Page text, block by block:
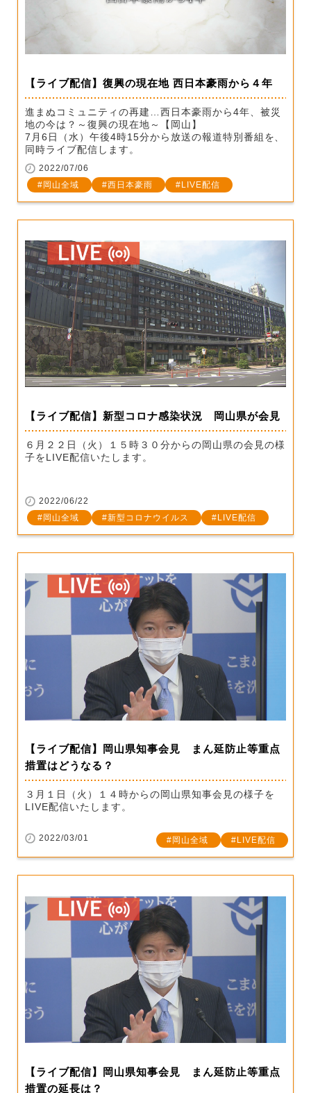
【ライブ配信】復興の現在地 西日本豪雨から４年
進まぬコミュニティの再建…西日本豪雨から4年、被災
地の今は？～復興の現在地～【岡山】
7月6日（水）午後4時15分から放送の報道特別番組を、
同時ライブ配信します。
2022/07/06
岡山全域
西日本豪雨 LIVE配信
【ライブ配信】新型コロナ感染状況 岡山県が会見
６月２２日（火）１５時３０分からの岡山県の会見の様
子をLIVE配信いたします。
2022/06/22
岡山全域
新型コロナウイルス LIVE配信
【ライブ配信】岡山県知事会見 まん延防止等重点
措置はどうなる？
３月１日（火）１４時からの岡山県知事会見の様子を
LIVE配信いたします。
2022/03/01 岡山全域 LIVE配信
【ライブ配信】岡山県知事会見 まん延防止等重点
措置の延長は？